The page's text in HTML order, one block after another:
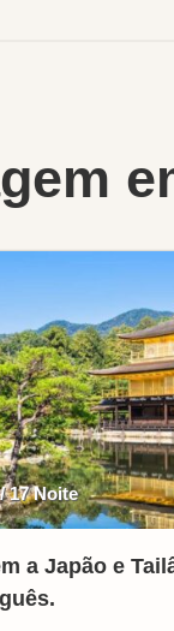
17 Noite
a Japão e